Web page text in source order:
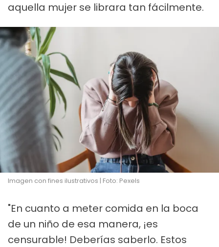
aquella mujer se librara tan fácilmente.
Imagen con fines ilustrativos | Foto: Pexels
"En cuanto a meter comida en la boca
de un niño de esa manera, ¡es
censurable! Deberías saberlo. Estos